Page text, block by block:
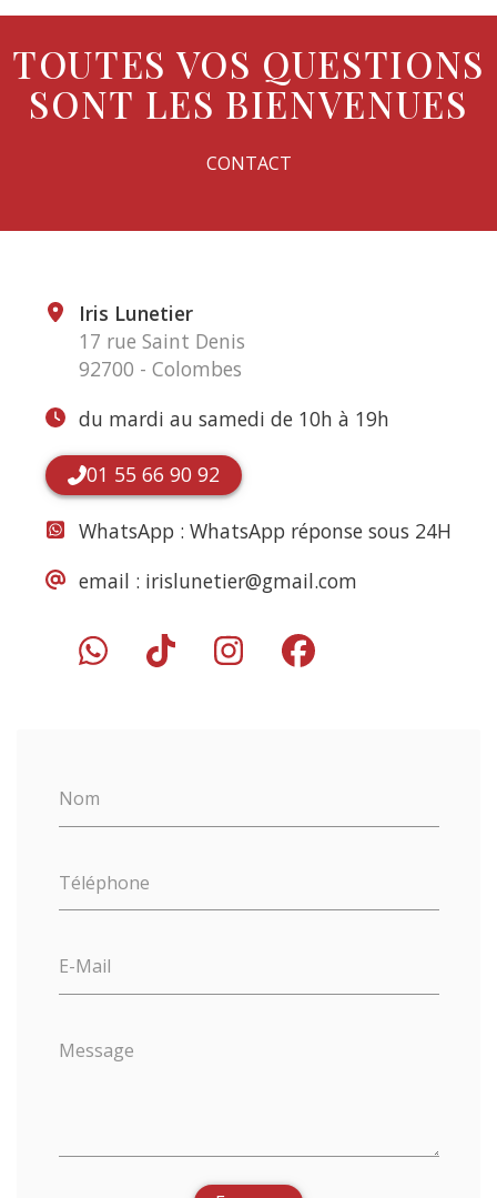
TOUTES VOS QUESTIONS
SONT LES BIENVENUES
CONTACT
Nom
Téléphone
E-Mail
Message
Iris Lunetier
17 rue Saint Denis
92700 - Colombes
du mardi au samedi de 10h à 19h
01 55 66 90 92
WhatsApp : WhatsApp réponse sous 24H
email : irislunetier@gmail.com